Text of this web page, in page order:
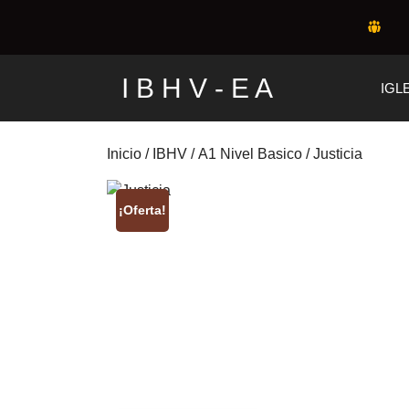
content
I B H V - E A
Inicio / IBHV /A1 Nivel Basico / Justicia
¡Oferta!